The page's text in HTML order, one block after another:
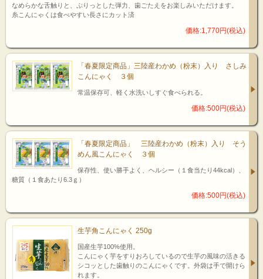
なめらかな舌触りと、ぷりっとした弾力、歯ごたえをお楽しみいただけます。
糸こんにゃくは食べやすい長さにカット済
価格:1,770円(税込)
「春夏限定商品」三陸産わかめ（粉末）入り さしみ
こんにゃく ３個
常温保存可、軽く水洗いしすぐ食べられる。
価格:500円(税込)
「春夏限定商品」 三陸産わかめ（粉末）入り そう
めん風こんにゃく ３個
保存性、使い勝手よく、ヘルシー（１食当たり44kcal）、
糖質（１食あたり6.3ｇ）
価格:500円(税込)
生芋角こんにゃく 250g
国産生芋100%使用。
こんにゃく芋をすりおろしているので生芋の風味の活きる
シコッとした歯触りのこんにゃくです。外袋は手で開けら
れます。